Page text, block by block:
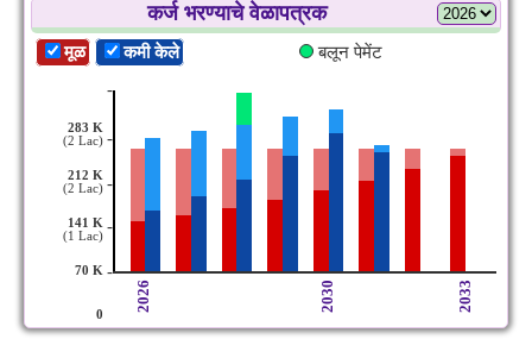
कर्ज भरण्याचे वेळापत्रक
मूळ कमी केले बलून पेमेंट
283 K
(2 Lac)
212 K
(2 Lac)
141 K
(1 Lac)
70 K
0
-
-
-
-
-
2026 2030 2033